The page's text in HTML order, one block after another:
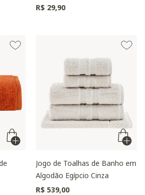
R$ 29,90
Jogo de Toalhas de Banho em
Algodão Egípcio Cinza
R$ 539,00